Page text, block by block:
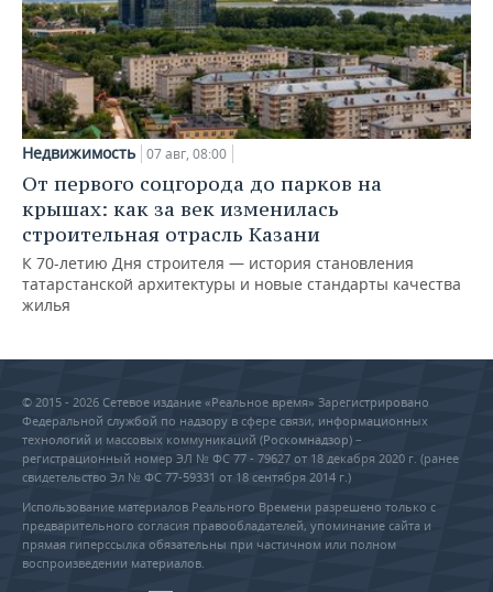
Недвижимость 07 авг, 08:00
От первого соцгорода до парков на
крышах: как за век изменилась
строительная отрасль Казани
К 70-летию Дня строителя — история становления
татарстанской архитектуры и новые стандарты качества
жилья
© 2015 - 2026 Сетевое издание «Реальное время» Зарегистрировано
Федеральной службой по надзору в сфере связи, информационных
технологий и массовых коммуникаций (Роскомнадзор) –
регистрационный номер ЭЛ № ФС 77 - 79627 от 18 декабря 2020 г. (ранее
свидетельство Эл № ФС 77-59331 от 18 сентября 2014 г.)
Использование материалов Реального Времени разрешено только с
предварительного согласия правообладателей, упоминание сайта и
прямая гиперссылка обязательны при частичном или полном
воспроизведении материалов.